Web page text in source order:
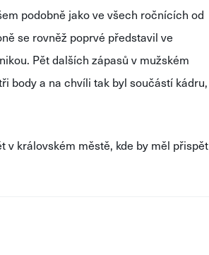
podobně jakove všech ročnících od
se rovněž poprvé představil ve
. Pětdalších zápasů v mužském
bodya na chvíli tak byl součástí kádru,
v královském městě, kde by měl přispět